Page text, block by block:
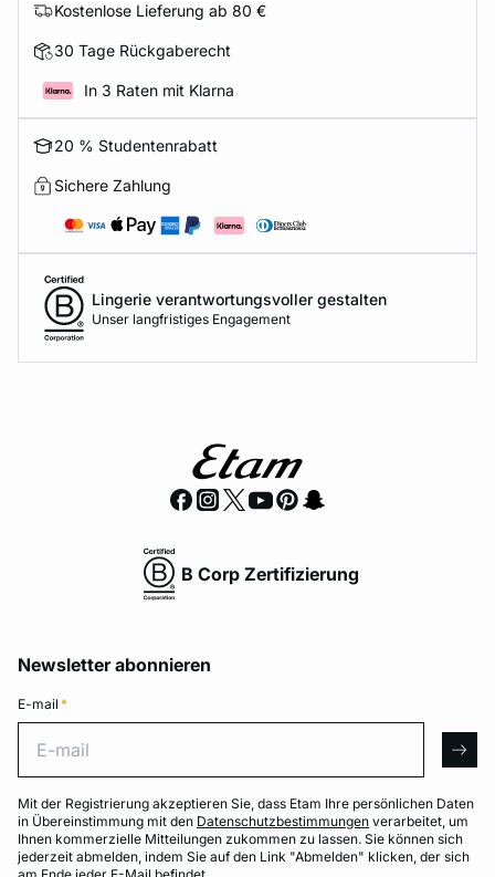
Kostenlose Lieferung ab 80 €
30 Tage Rückgaberecht
In 3 Raten mit Klarna
20 % Studentenrabatt
Sichere Zahlung
Lingerie verantwortungsvoller gestalten
Unser langfristiges Engagement
B Corp Zertifizierung
Newsletter abonnieren
E-mail *
Mit der Registrierung akzeptieren Sie, dass Etam Ihre persönlichen Daten
in Übereinstimmung mit den Datenschutzbestimmungen verarbeitet, um
Ihnen kommerzielle Mitteilungen zukommen zu lassen. Sie können sich
jederzeit abmelden, indem Sie auf den Link "Abmelden" klicken, der sich